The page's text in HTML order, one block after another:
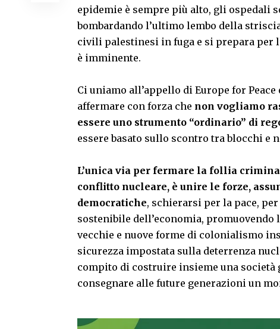
epidemie è sempre più alto, gli ospedali
bombardando l’ultimo lembo della
civili palestinesi in fuga e si prepara per
è imminente.
Ci uniamo all’appello di Europe for
affermare con forza che non vogliamo
essere uno strumento “ordinario” di
essere basato sullo scontro tra blocchi
L’unica via per fermare la follia
conflitto nucleare, è unire le forze,
democratiche, schierarsi per la pace,
sostenibile dell’economia,
vecchie e nuove forme di colonialismo
sicurezza impostata sulla deterrenza
compito di costruire insieme una
consegnare alle future generazioni un